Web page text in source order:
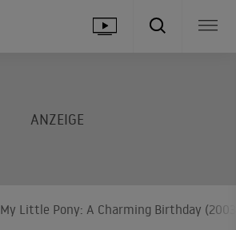
My Little Pony: A Charming Birthday